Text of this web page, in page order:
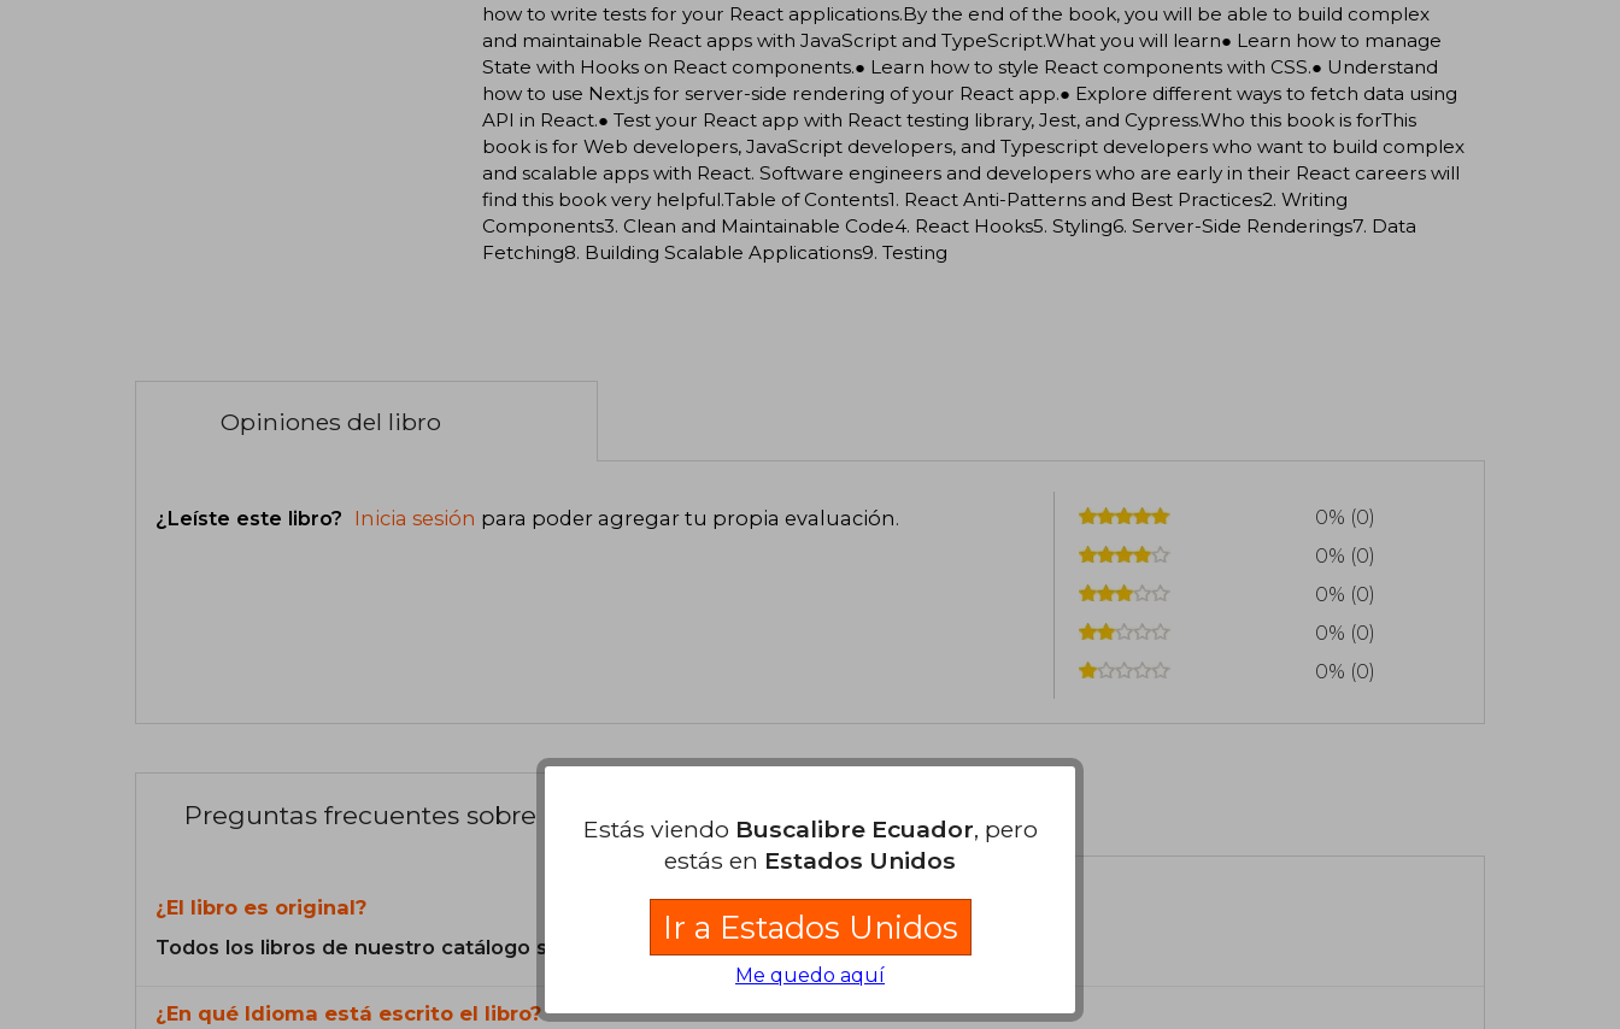
how to write tests for your React applications.By the end of the book, you will be able to build complex
and maintainable React apps with JavaScript and TypeScript.What you will learn● Learn how to manage
State with Hooks on React components.● Learn how to style React components with CSS.● Understand
how to use Next.js for server-side rendering of your React app.● Explore different ways to fetch data using
API in React.● Test your React app with React testing library, Jest, and Cypress.Who this book is forThis
book is for Web developers, JavaScript developers, and Typescript developers who want to build complex
and scalable apps with React. Software engineers and developers who are early in their React careers will
find this book very helpful.Table of Contents1. React Anti-Patterns and Best Practices2. Writing
Components3. Clean and Maintainable Code4. React Hooks5. Styling6. Server-Side Renderings7. Data
Fetching8. Building Scalable Applications9. Testing
Opiniones del libro
¿Leíste este libro? Inicia sesión para poder agregar tu propia evaluación.
0% (0)
0% (0)
0% (0)
0% (0)
0% (0)
Preguntas frecuentes sobre el libro
¿El libro es original?
Todos los libros de nuestro catálogo son Originales.
¿En qué Idioma está escrito el libro?
Estás viendo Buscalibre Ecuador, pero
estás en Estados Unidos
Ir a Estados Unidos
Me quedo aquí